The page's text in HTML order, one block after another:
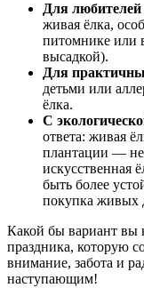
Для любителей
живая ёлка,
питомнике или
высадкой).
Для
детьми или
ёлка.
С
ответа: живая
плантации —
искусственная
быть более
покупка живых
Какой бы вариант вы
праздника, которую
внимание, забота и
наступающим!